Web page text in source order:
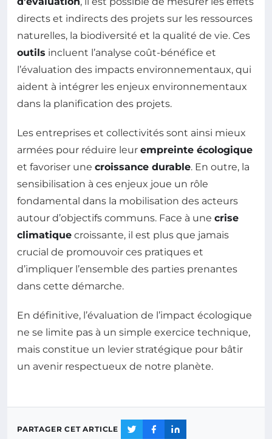
directs et indirects des projets sur les ressources
naturelles, la biodiversité et la qualité de vie. Ces
outils incluent l’analyse coût-bénéfice et
l’évaluation des impacts environnementaux, qui
aident à intégrer les enjeux environnementaux
dans la planification des projets.
Les entreprises et collectivités sont ainsi mieux
armées pour réduire leur empreinte écologique
et favoriser une croissance durable. En outre, la
sensibilisation à ces enjeux joue un rôle
fondamental dans la mobilisation des acteurs
autour d’objectifs communs. Face à une crise
climatique croissante, il est plus que jamais
crucial de promouvoir ces pratiques et
d’impliquer l’ensemble des parties prenantes
dans cette démarche.
En définitive, l’évaluation de l’impact écologique
ne se limite pas à un simple exercice technique,
mais constitue un levier stratégique pour bâtir
un avenir respectueux de notre planète.
PARTAGER CET ARTICLE